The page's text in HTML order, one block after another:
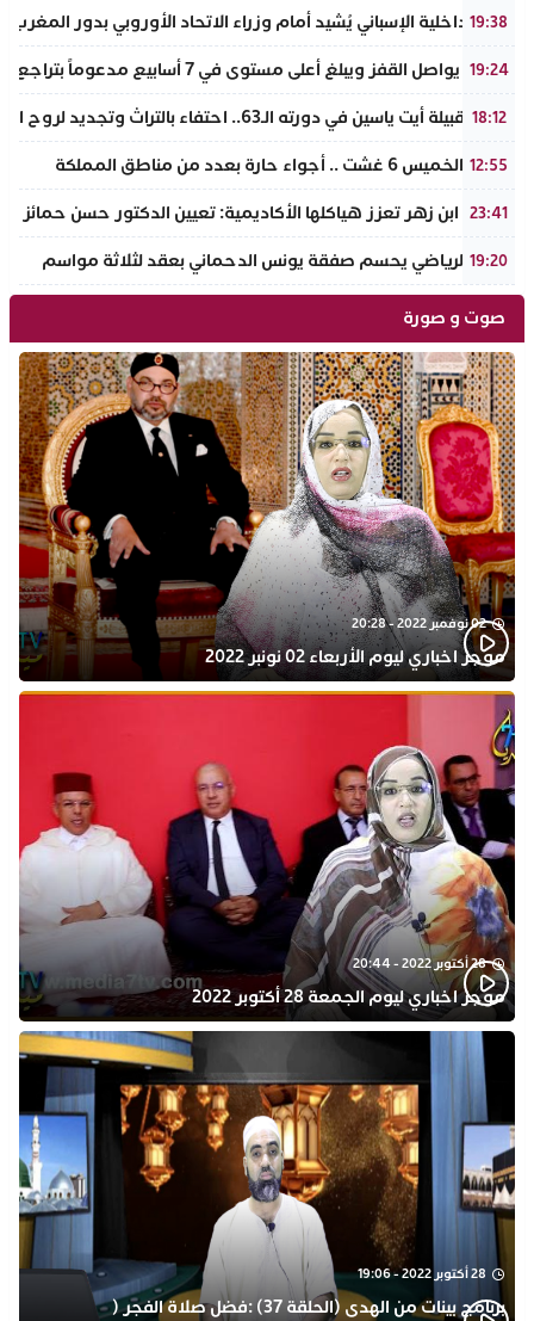
19:38
وزير الداخلية الإسباني يُشيد أمام وزراء الاتحاد الأوروبي بدور
19:24
الذهب يواصل القفز ويبلغ أعلى مستوى في 7 أسابيع مدعوماً بتراجع الدولار وانخفاض عوائد السندات
18:12
ملتقى قبيلة أيت ياسين في دورته الـ63.. احتفاء بالتراث وتجديد لروح الانتماء الوطني
12:55
طقس الخميس 6 غشت .. أجواء حارة بعدد من مناطق المملكة
23:41
جامعة ابن زهر تعزز هياكلها الأكاديمية: تعيين الدكتور حسن حمائز
19:20
الرجاء الرياضي يحسم صفقة يونس الدحماني بعقد لثلاثة مواسم
صوت و صورة
02 نوفمبر 2022 - 20:28
موجز اخباري ليوم الأربعاء 02 نونبر 2022
28 أكتوبر 2022 - 20:44
موجز اخباري ليوم الجمعة 28 أكتوبر 2022
28 أكتوبر 2022 - 19:06
برنامج بينات من الهدى (الحلقة 37) :فضل صلاة الفجر (